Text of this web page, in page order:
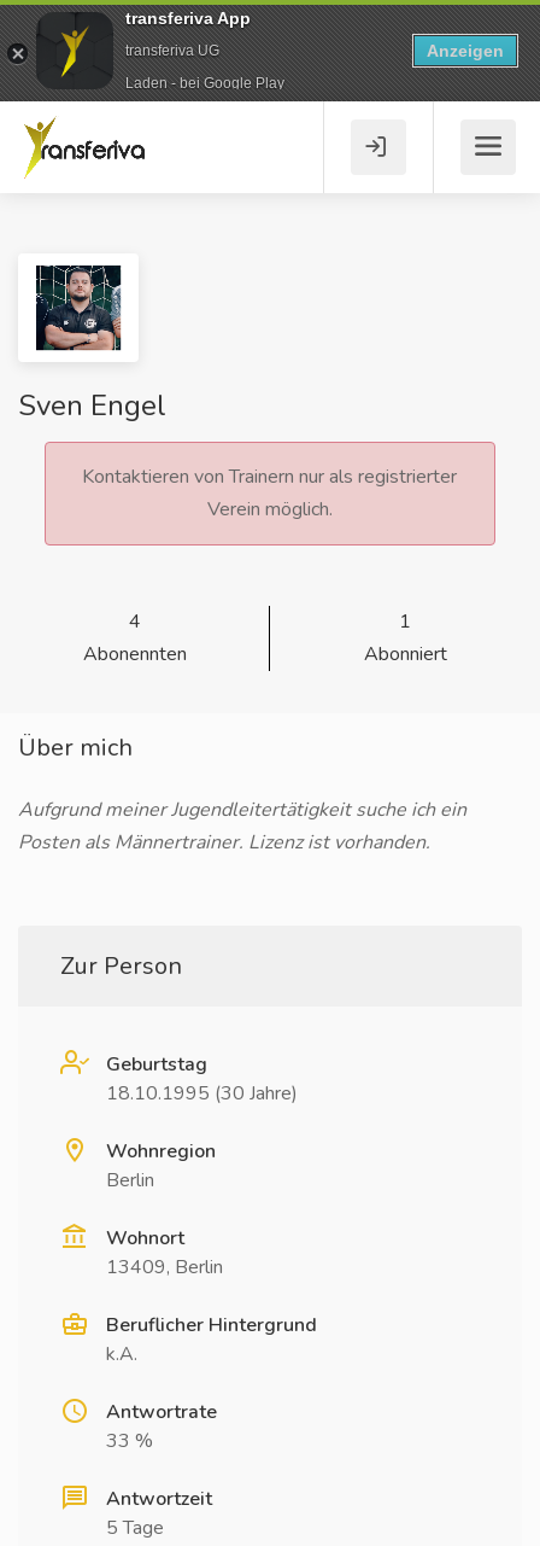
Sven Engel
Kontaktieren von Trainern nur als registrierter
Verein möglich.
4
Abonennten
1
Abonniert
Über mich
Aufgrund meiner Jugendleitertätigkeit suche ich ein
Posten als Männertrainer. Lizenz ist vorhanden.
Zur Person
Geburtstag
18.10.1995 (30 Jahre)
Wohnregion
Berlin
Wohnort
13409, Berlin
Beruflicher Hintergrund
k.A.
Antwortrate
33 %
Antwortzeit
5 Tage
transferiva App
transferiva UG
Laden - bei Google Play
Anzeigen